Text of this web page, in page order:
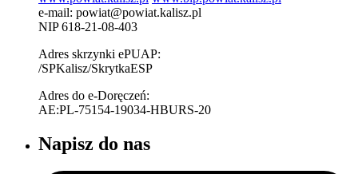
e-mail: powiat@powiat.kalisz.pl
NIP 618-21-08-403
Adres skrzynki ePUAP:
/SPKalisz/SkrytkaESP
Adres do e-Doręczeń:
AE:PL-75154-19034-HBURS-20
Napisz do nas